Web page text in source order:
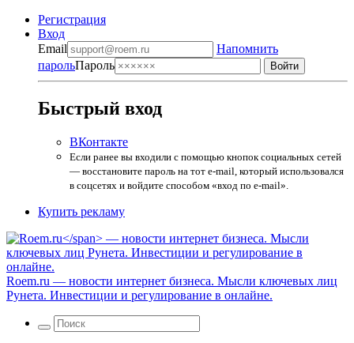
Регистрация
Вход
Email
Напомнить
парольПароль
Быстрый вход
ВКонтакте
Если ранее вы входили с помощью кнопок социальных сетей
— восстановите пароль на тот e-mail, который использовался
в соцсетях и войдите способом «вход по e-mail».
Купить рекламу
Roem.ru — новости интернет бизнеса. Мысли ключевых лиц
Рунета. Инвестиции и регулирование в онлайне.